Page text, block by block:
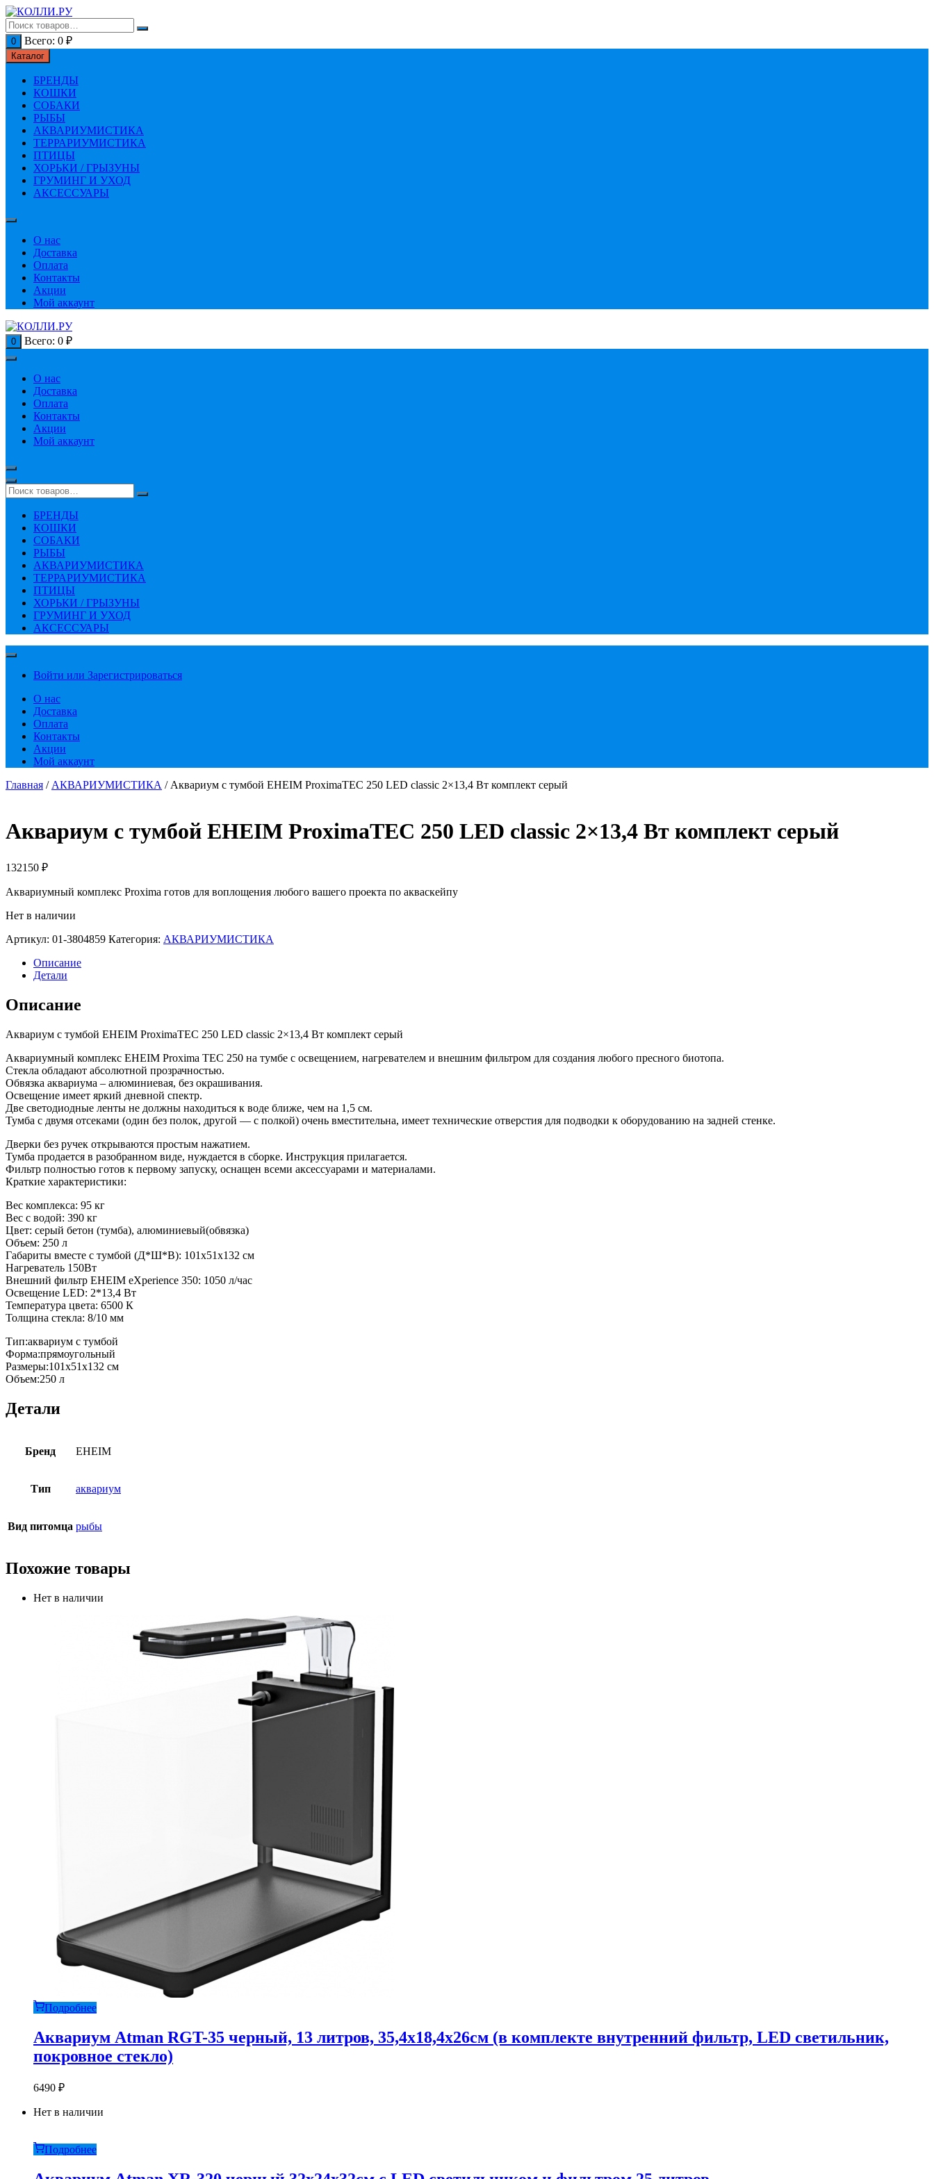
Перейти
к
содержимому
0 Всего: 0 ₽
Каталог
БРЕНДЫ
КОШКИ
СОБАКИ
РЫБЫ
АКВАРИУМИСТИКА
ТЕРРАРИУМИСТИКА
ПТИЦЫ
ХОРЬКИ / ГРЫЗУНЫ
ГРУМИНГ И УХОД
АКСЕССУАРЫ
О нас
Доставка
Оплата
Контакты
Акции
Мой аккаунт
0 Всего: 0 ₽
О нас
Доставка
Оплата
Контакты
Акции
Мой аккаунт
БРЕНДЫ
КОШКИ
СОБАКИ
РЫБЫ
АКВАРИУМИСТИКА
ТЕРРАРИУМИСТИКА
ПТИЦЫ
ХОРЬКИ / ГРЫЗУНЫ
ГРУМИНГ И УХОД
АКСЕССУАРЫ
Войти или Зарегистрироваться
О нас
Доставка
Оплата
Контакты
Акции
Мой аккаунт
Главная / АКВАРИУМИСТИКА / Аквариум с тумбой EHEIM ProximaTEC 250 LED classic 2×13,4 Вт комплект серый
Аквариум с тумбой EHEIM ProximaTEC 250 LED classic 2×13,4 Вт комплект серый
132150 ₽
Аквариумный комплекс Proxima готов для воплощения любого вашего проекта по акваскейпу
Нет в наличии
Артикул: 01-3804859 Категория: АКВАРИУМИСТИКА
Описание
Детали
Описание
Аквариум с тумбой EHEIM ProximaTEC 250 LED classic 2×13,4 Вт комплект серый
Аквариумный комплекс EHEIM Proxima TEC 250 на тумбе с освещением, нагревателем и внешним фильтром для создания любого пресного биотопа.
Стекла обладают абсолютной прозрачностью.
Обвязка аквариума – алюминиевая, без окрашивания.
Освещение имеет яркий дневной спектр.
Две светодиодные ленты не должны находиться к воде ближе, чем на 1,5 см.
Тумба с двумя отсеками (один без полок, другой — с полкой) очень вместительна, имеет технические отверстия для подводки к оборудованию на задней стенке.
Дверки без ручек открываются простым нажатием.
Тумба продается в разобранном виде, нуждается в сборке. Инструкция прилагается.
Фильтр полностью готов к первому запуску, оснащен всеми аксессуарами и материалами.
Краткие характеристики:
Вес комплекса: 95 кг
Вес с водой: 390 кг
Цвет: серый бетон (тумба), алюминиевый(обвязка)
Объем: 250 л
Габариты вместе с тумбой (Д*Ш*В): 101x51x132 см
Нагреватель 150Вт
Внешний фильтр EHEIM eXperience 350: 1050 л/час
Освещение LED: 2*13,4 Вт
Температура цвета: 6500 К
Толщина стекла: 8/10 мм
Тип:аквариум с тумбой
Форма:прямоугольный
Размеры:101х51х132 см
Объем:250 л
Детали
Бренд EHEIM
Тип аквариум
Вид питомца рыбы
Похожие товары
Нет в наличии
Подробнее
Аквариум Atman RGT-35 черный, 13 литров, 35,4х18,4х26см (в комплекте внутренний фильтр, LED светильник,
покровное стекло)
6490 ₽
Нет в наличии
Подробнее